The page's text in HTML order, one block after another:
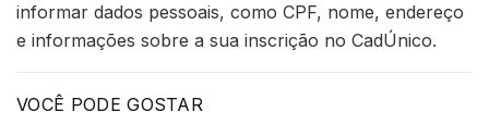
informar dados pessoais, como CPF, nome, endereço
e informações sobre a sua inscrição no CadÚnico.
VOCÊ PODE GOSTAR